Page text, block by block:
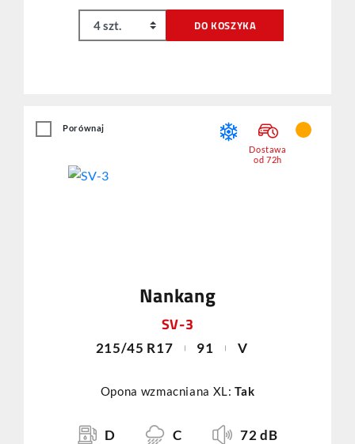
DO KOSZYKA
Nankang
SV-3
215/45 R17 91 V
Opona wzmacniana XL:Tak
D C 72 dB
Porównaj
Dostawa
od 72h